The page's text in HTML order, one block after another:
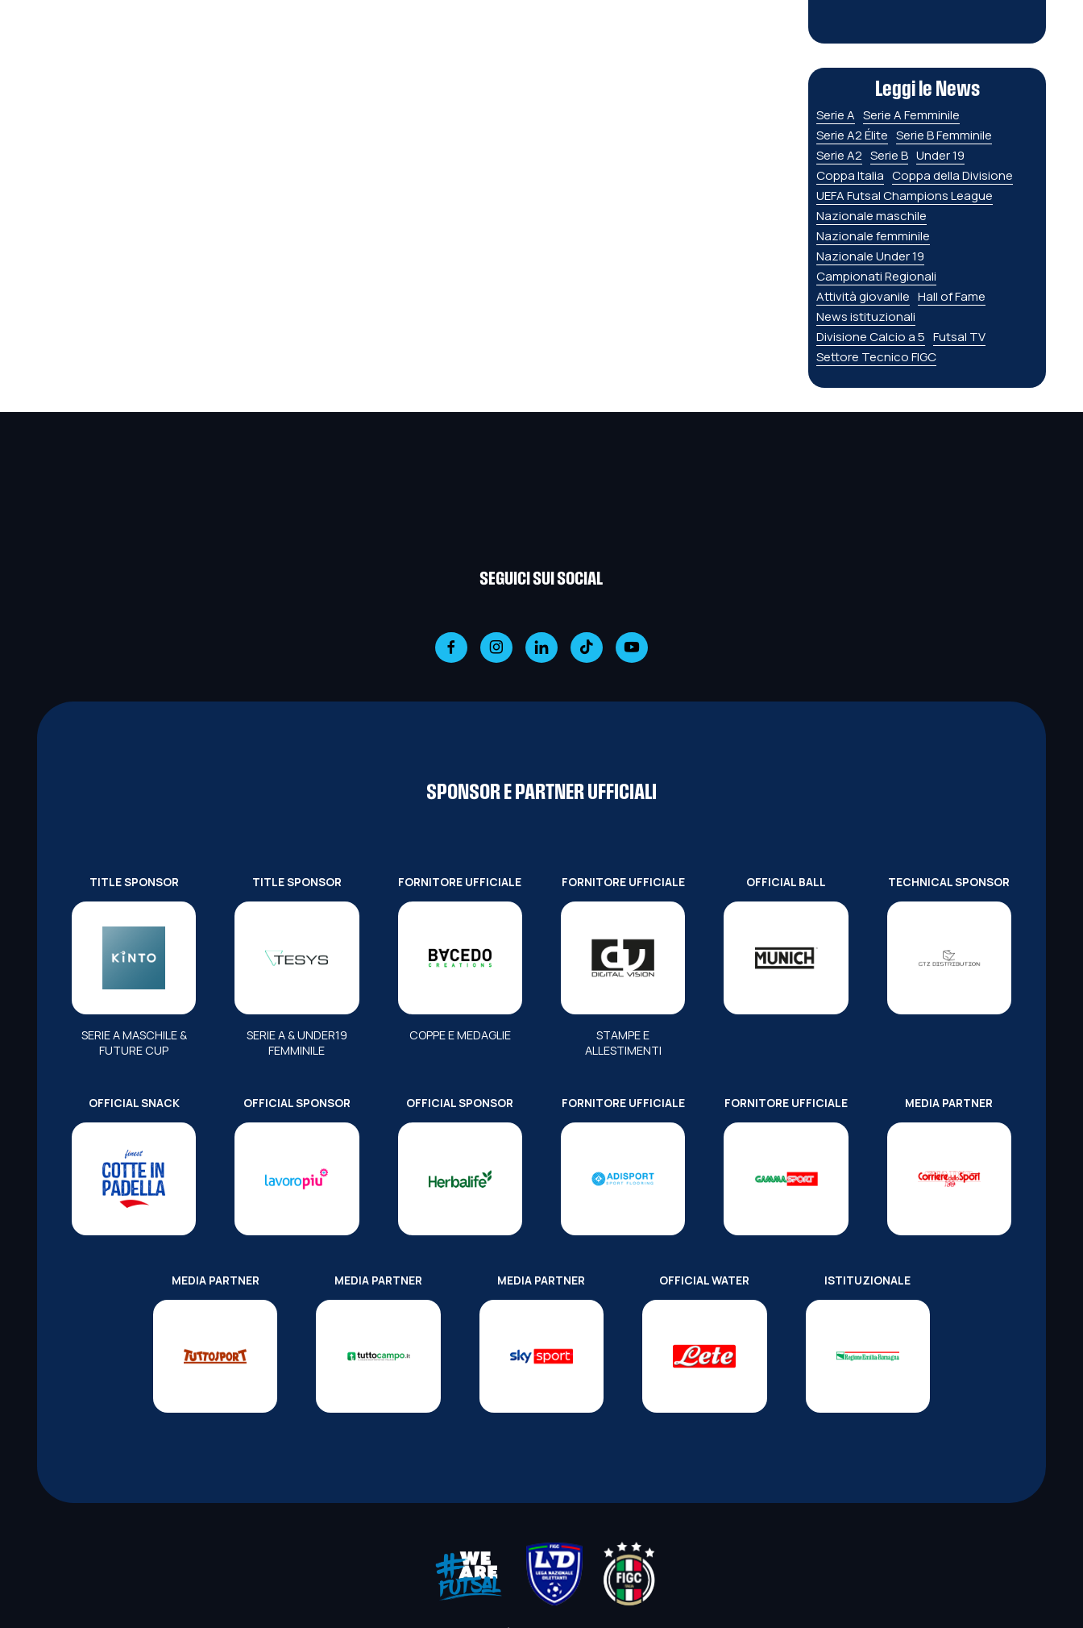
Leggi le News
Serie A Serie A Femminile
Serie A2 Élite Serie B Femminile
Serie A2 Serie B Under 19
Coppa Italia Coppa della Divisione
UEFA Futsal Champions League
Nazionale maschile
Nazionale femminile
Nazionale Under 19
Campionati Regionali
Attività giovanile Hall of Fame
News istituzionali
Divisione Calcio a 5 Futsal TV
Settore Tecnico FIGC
SEGUICI SUI SOCIAL
SPONSOR E PARTNER UFFICIALI
TITLE SPONSOR
SERIE A MASCHILE &
FUTURE CUP
TITLE SPONSOR
SERIE A & UNDER19
FEMMINILE
FORNITORE UFFICIALE
COPPE E MEDAGLIE
FORNITORE UFFICIALE
STAMPE E
ALLESTIMENTI
OFFICIAL BALL TECHNICAL SPONSOR
OFFICIAL SNACK OFFICIAL SPONSOR OFFICIAL SPONSOR FORNITORE UFFICIALE FORNITORE UFFICIALE MEDIA PARTNER
MEDIA PARTNER MEDIA PARTNER MEDIA PARTNER OFFICIAL WATER ISTITUZIONALE